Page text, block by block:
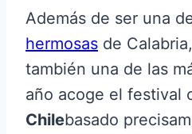
Además de ser una
hermosas de
también una de las
año acoge el festival
Chilebasado